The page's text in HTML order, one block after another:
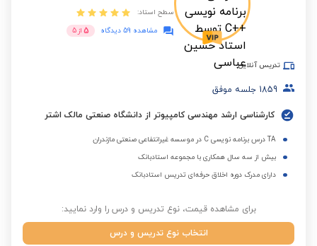
سطح استاد:
مشاهده 59 دیدگاه
5 از 5
تدریس آنلاین
1859 جلسه موفق
کارشناسی ارشد مهندسی کامپیوتر از دانشگاه صنعتی مالک اشتر
TA درس برنامه نویسی C در موسسه غیرانتفاعی صنعتی مازندران
بیش از سه سال همکاری با مجموعه استادبانک
دارای مدرک دوره اخلاق حرفه‌ای تدریس استادبانک
برای مشاهده قیمت، نوع تدریس و درس را وارد نمایید:
انتخاب نوع تدریس و درس